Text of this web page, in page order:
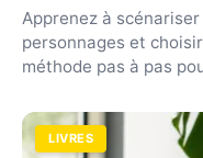
Apprenez à
personnages et
méthode pas à pas
LIVRES